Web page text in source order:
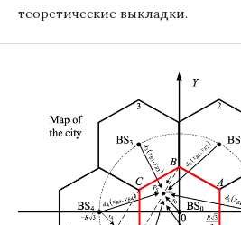
теоретические выкладки.